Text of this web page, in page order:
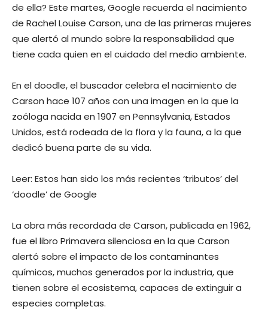
de ella? Este martes, Google recuerda el nacimiento
de Rachel Louise Carson, una de las primeras mujeres
que alertó al mundo sobre la responsabilidad que
tiene cada quien en el cuidado del medio ambiente.
En el doodle, el buscador celebra el nacimiento de
Carson hace 107 años con una imagen en la que la
zoóloga nacida en 1907 en Pennsylvania, Estados
Unidos, está rodeada de la flora y la fauna, a la que
dedicó buena parte de su vida.
Leer: Estos han sido los más recientes ‘tributos’ del
‘doodle’ de Google
La obra más recordada de Carson, publicada en 1962,
fue el libro Primavera silenciosa en la que Carson
alertó sobre el impacto de los contaminantes
químicos, muchos generados por la industria, que
tienen sobre el ecosistema, capaces de extinguir a
especies completas.